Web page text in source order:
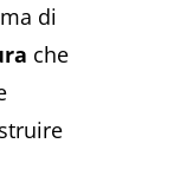
di
che